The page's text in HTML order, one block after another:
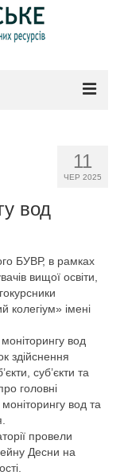
11
ЧЕР 2025
вод
БУВР, в рамках
вищої освіти,
колегіум» імені
вод
здійснення
суб’єкти та
головні
вод та
провели
Десни на